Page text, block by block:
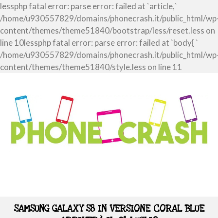
lessphp fatal error: parse error: failed at `article,`
/home/u930557829/domains/phonecrash.it/public_html/
content/themes/theme51840/bootstrap/less/reset.less on
line 10lessphp fatal error: parse error: failed at `body{ `
/home/u930557829/domains/phonecrash.it/public_html/
content/themes/theme51840/style.less on line 11
SAMSUNG GALAXY S8 IN VERSIONE CORAL BLUE